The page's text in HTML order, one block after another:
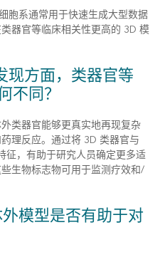
胞系通常用于快速生成大型数据
器官等临床相关性更高的 3D 模
现方面，类器官等
不同？
类器官能够更真实地再现复杂
理反应。通过将 3D 类器官与
征，有助于研究人员确定更多适
生物标志物可用于监测疗效和/
模型是否有助于对